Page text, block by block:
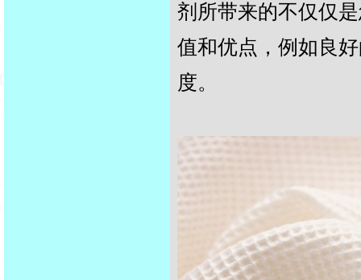
剂所带来的不仅仅
值和优点，例如良
度。